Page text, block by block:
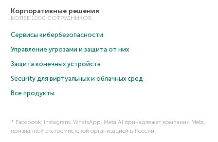
Корпоративные решения
БОЛЕЕ 1000 СОТРУДНИКОВ
Сервисы кибербезопасности
Управление угрозами и защита от них
Защита конечных устройств
Security для виртуальных и облачных сред
Все продукты
* Facebook, Instagram, WhatsApp, Meta AI принадлежат компании Meta,
признанной экстремистской организацией в России.